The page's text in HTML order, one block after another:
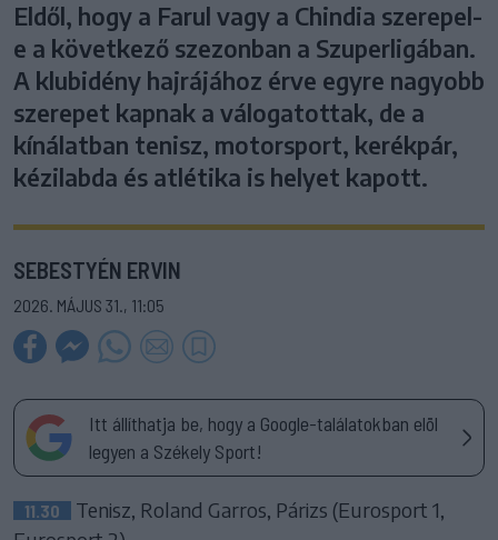
Eldől, hogy a Farul vagy a Chindia szerepel-
e a következő szezonban a Szuperligában.
A klubidény hajrájához érve egyre nagyobb
szerepet kapnak a válogatottak, de a
kínálatban tenisz, motorsport, kerékpár,
kézilabda és atlétika is helyet kapott.
SEBESTYÉN ERVIN
2026. MÁJUS 31., 11:05
Itt állíthatja be, hogy a Google-találatokban elöl
legyen a Székely Sport!
11.30
Tenisz, Roland Garros, Párizs (Eurosport 1,